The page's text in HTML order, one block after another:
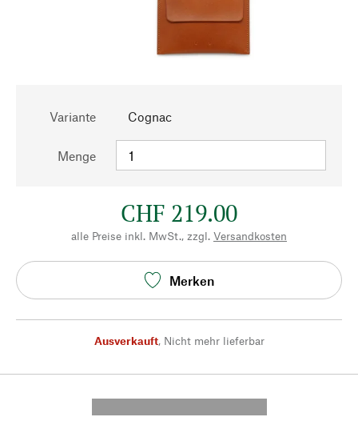
Variante Cognac
Menge
CHF 219.00
alle Preise inkl. MwSt., zzgl. Versandkosten
Merken
Ausverkauft, Nicht mehr lieferbar